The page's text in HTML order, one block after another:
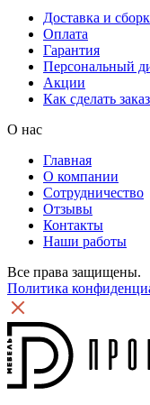
Доставка и
Оплата
Гарантия
Персональный
Акции
Как сделать заказ
О нас
Главная
О компании
Сотрудничество
Отзывы
Контакты
Наши работы
Все права защищены.
Политика